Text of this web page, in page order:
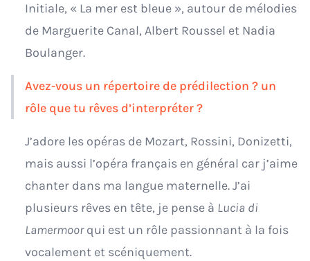
Initiale, « La mer est bleue », autour de mélodies
de Marguerite Canal, Albert Roussel et Nadia
Boulanger.
Avez-vous un répertoire de prédilection ? un
rôle que tu rêves d’interpréter ?
J’adore les opéras de Mozart, Rossini, Donizetti,
mais aussi l’opéra français en général car j’aime
chanter dans ma langue maternelle. J’ai
plusieurs rêves en tête, je pense à Lucia di
Lamermoorqui est un rôle passionnant à la fois
vocalement et scéniquement.